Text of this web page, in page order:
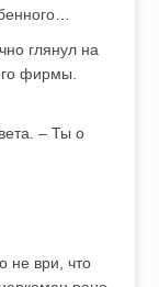
глянул на
фирмы.
– Ты о
не ври, что